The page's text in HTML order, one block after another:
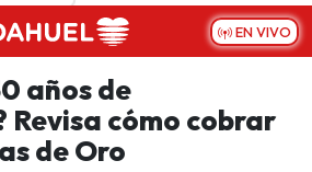
EN VIVO
años de
cómo cobrar
de Oro